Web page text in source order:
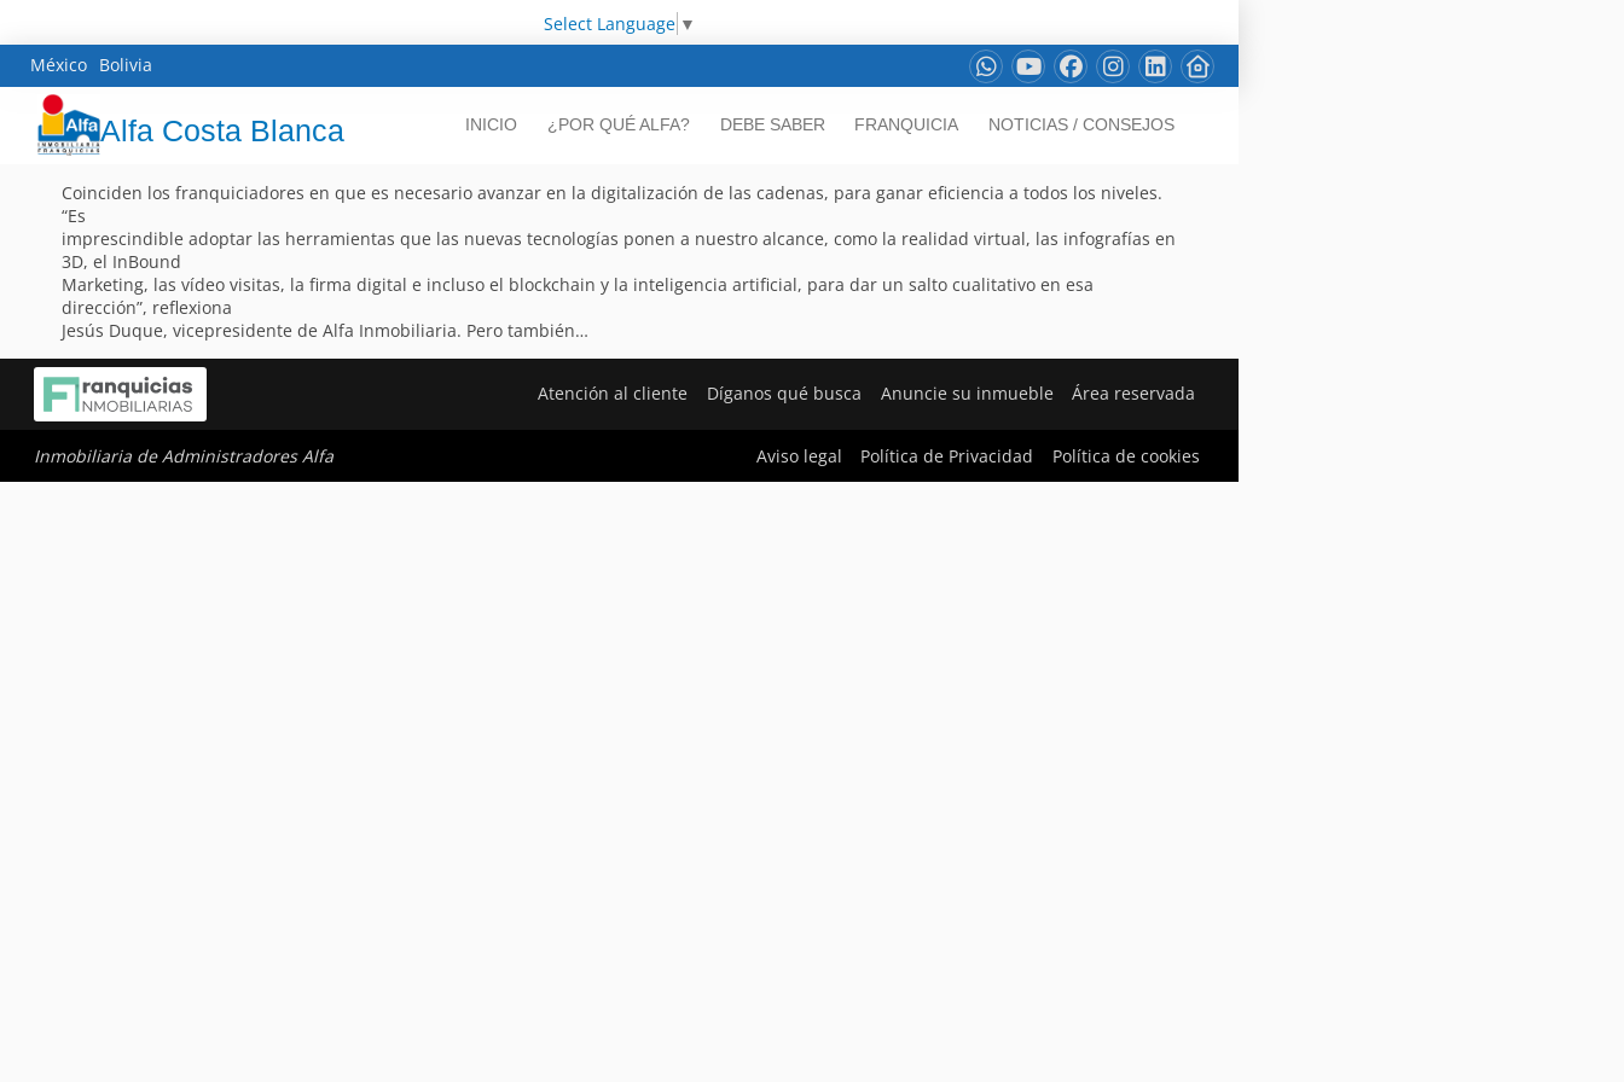
Select Language ▼
México Bolivia
Alfa Costa Blanca INICIO ¿POR QUÉ ALFA? DEBE SABER FRANQUICIA NOTICIAS / CONSEJOS
Coinciden los franquiciadores en que es necesario avanzar en la digitalización de las cadenas, para ganar eficiencia a todos los niveles.
“Es
imprescindible adoptar las herramientas que las nuevas tecnologías ponen a nuestro alcance, como la realidad virtual, las infografías en
3D, el InBound
Marketing, las vídeo visitas, la firma digital e incluso el blockchain y la inteligencia artificial, para dar un salto cualitativo en esa
dirección”, reflexiona
Jesús Duque, vicepresidente de Alfa Inmobiliaria. Pero también…
Atención al cliente Díganos qué busca Anuncie su inmueble Área reservada
Inmobiliaria de Administradores Alfa Aviso legal Política de Privacidad Política de cookies